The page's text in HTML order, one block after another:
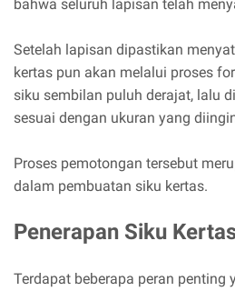
bahwa seluruh lapisan telah
Setelah lapisan dipastikan
kertas pun akan melalui proses
siku sembilan puluh derajat, lalu
sesuai dengan ukuran yang
Proses pemotongan tersebut
dalam pembuatan siku kertas.
Penerapan Siku
Terdapat beberapa peran penting